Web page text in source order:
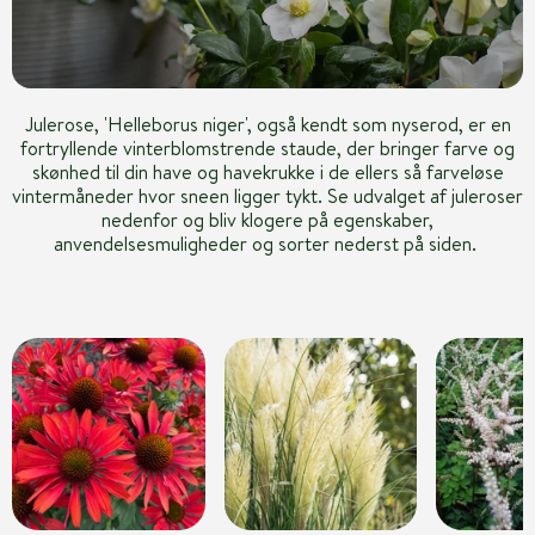
Julerose, 'Helleborus niger', også kendt som nyserod, er en
fortryllende vinterblomstrende staude, der bringer farve og
skønhed til din have og havekrukke i de ellers så farveløse
vintermåneder hvor sneen ligger tykt. Se udvalget af juleroser
nedenfor og bliv klogere på egenskaber,
anvendelsesmuligheder og sorter nederst på siden.